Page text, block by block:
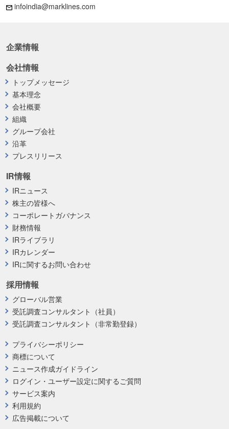
infoindia@marklines.com
企業情報
プライバシーポリシー
商標について
ニュース作成ガイドライン
ログイン・ユーザー設定に関するご質問
サービス案内
利用規約
広告掲載について
採用情報
グローバル営業
受託調査コンサルタント（社員）
受託調査コンサルタント（非常勤登録）
会社情報
トップメッセージ
基本理念
会社概要
組織
グループ会社
沿革
プレスリリース
IR情報
IRニュース
株主の皆様へ
コーポレートガバナンス
財務情報
IRライブラリ
IRカレンダー
IRに関するお問い合わせ